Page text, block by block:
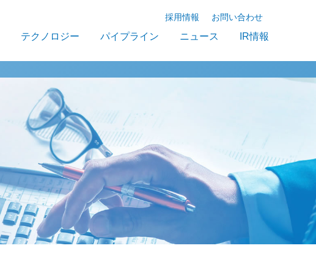
お問い合わせ
採用情報
テクノロジー パイプライン ニュース IR情報